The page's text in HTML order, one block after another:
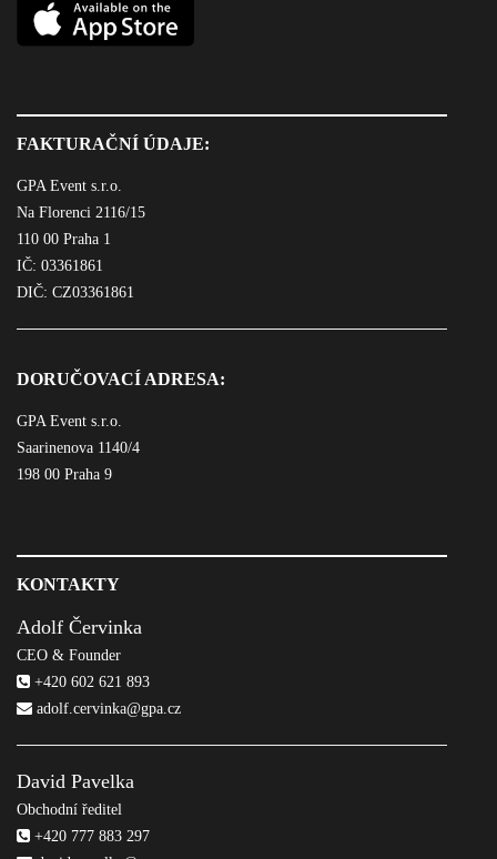
FAKTURAČNÍ ÚDAJE:
GPA Event s.r.o.
Na Florenci 2116/15
110 00 Praha 1
IČ: 03361861
DIČ: CZ03361861
DORUČOVACÍ ADRESA:
GPA Event s.r.o.
Saarinenova 1140/4
198 00 Praha 9
KONTAKTY
Adolf Červinka
CEO & Founder
+420 602 621 893
adolf.cervinka@gpa.cz
David Pavelka
Obchodní ředitel
+420 777 883 297